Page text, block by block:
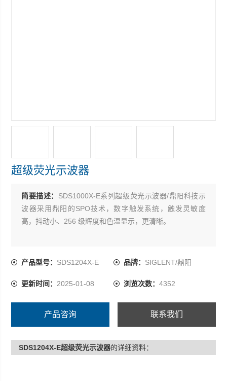
超级荧光示波器
简要描述： SDS1000X-E系列超级荧光示波器/鼎阳科技示
波器采用鼎阳的SPO技术，数字触发系统，触发灵敏度
高，抖动小、256 级辉度和色温显示，更清晰。
产品型号： SDS1204X-E 品牌： SIGLENT/鼎阳
更新时间： 2025-01-08 浏览次数： 4352
产品咨询 联系我们
SDS1204X-E超级荧光示波器的详细资料：